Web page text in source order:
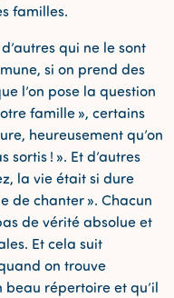
familles.
qui ne le sont
si on prend des
l’on pose la question
famille », certains
heureusement qu’on
sortis ! ». Et d’autres
la vie était si dure
de chanter ». Chacun
de vérité absolue et
Et cela suit
on trouve
beau répertoire et qu’il